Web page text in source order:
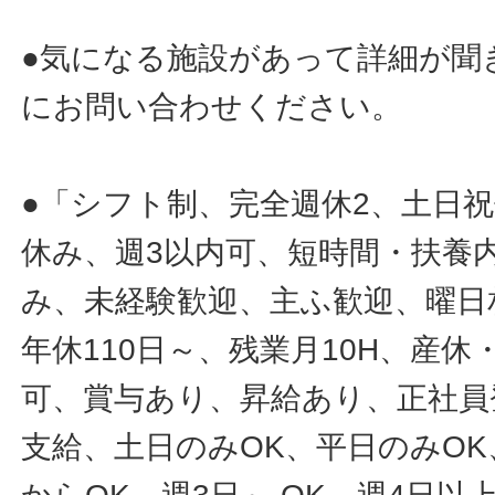
●気になる施設があって詳細が
にお問い合わせください。
●「シフト制、完全週休2、土日
休み、週3以内可、短時間・扶養
み、未経験歓迎、主ふ歓迎、曜
年休110日～、残業月10H、産休
可、賞与あり、昇給あり、正社
支給、土日のみOK、平日のみ